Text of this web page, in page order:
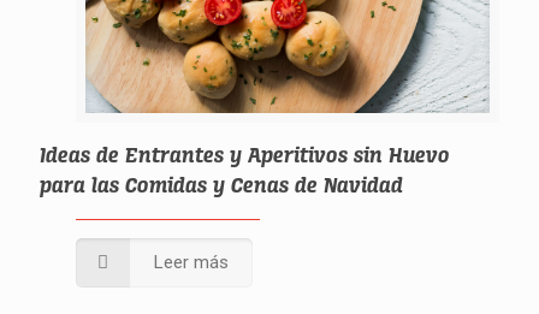
Ideas de Entrantes y Aperitivos sin Huevo
para las Comidas y Cenas de Navidad
Leer más